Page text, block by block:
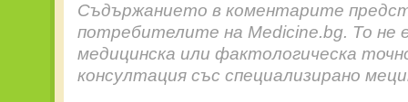
Съдържанието в коментарите
потребителите на Medicine.bg. То не
медицинска или фактологическа
консултация със специализирано